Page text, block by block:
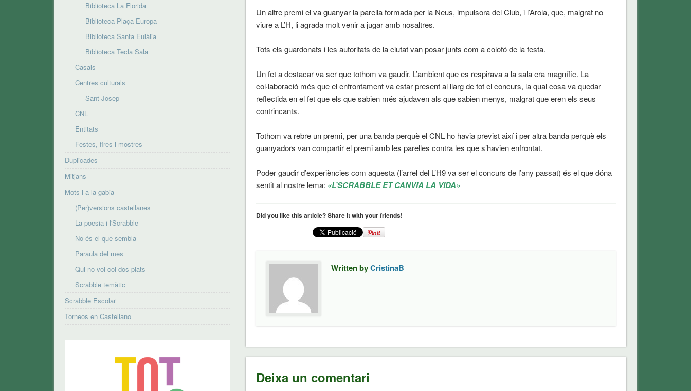
Un altre premi el va guanyar la parella formada per la Neus, impulsora del Club, i l’Arola, que, malgrat no
viure a L’H, li agrada molt venir a jugar amb nosaltres.
Tots els guardonats i les autoritats de la ciutat van posar junts com a colofó de la festa.
Un fet a destacar va ser que tothom va gaudir. L’ambient que es respirava a la sala era magnífic. La
col·laboració més que el enfrontament va estar present al llarg de tot el concurs, la qual cosa va quedar
reflectida en el fet que els que sabien més ajudaven als que sabien menys, malgrat que eren els seus
contrincants.
Tothom va rebre un premi, per una banda perquè el CNL ho havia previst així i per altra banda perquè els
guanyadors van compartir el premi amb les parelles contra les que s’havien enfrontat.
Poder gaudir d’experiències com aquesta (l’arrel del L’H9 va ser el concurs de l’any passat) és el que dóna
sentit al nostre lema: «L’SCRABBLE ET CANVIA LA VIDA»
Did you like this article? Share it with your friends!
Written byCristinaB
Deixa un comentari
Biblioteca La Florida
Biblioteca Plaça Europa
Biblioteca Santa Eulàlia
Biblioteca Tecla Sala
Casals
Centres culturals
Sant Josep
CNL
Entitats
Festes, fires i mostres
Duplicades
Mitjans
Mots i a la gabia
(Per)versions castellanes
La poesia i l'Scrabble
No és el que sembla
Paraula del mes
Qui no vol col dos plats
Scrabble temàtic
Scrabble Escolar
Torneos en Castellano